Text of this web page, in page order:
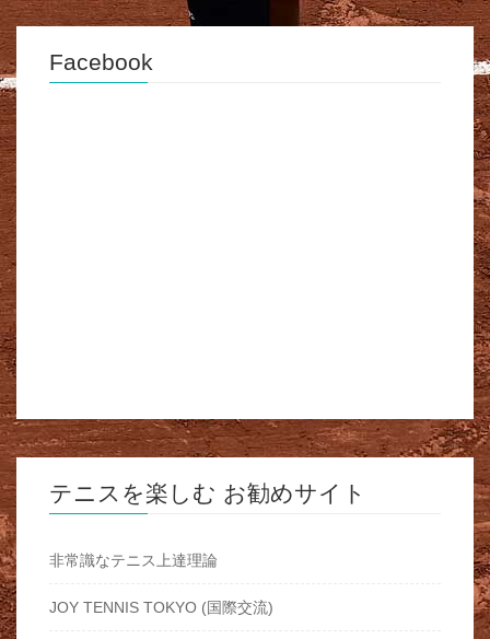
Facebook
テニスを楽しむ お勧めサイト
非常識なテニス上達理論
JOY TENNIS TOKYO (国際交流)